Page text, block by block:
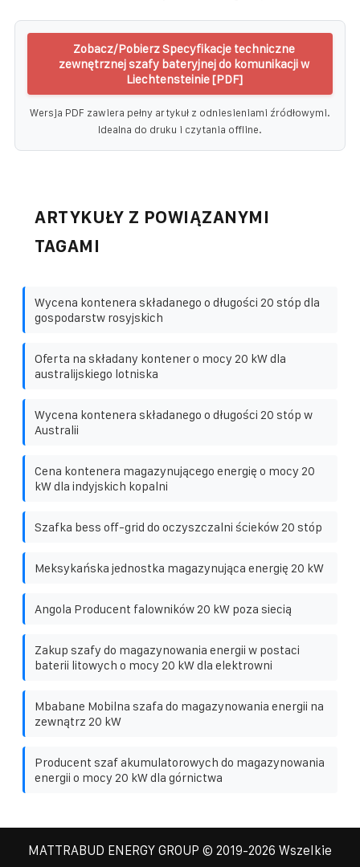
Zobacz/Pobierz Specyfikacje techniczne
zewnętrznej szafy bateryjnej do komunikacji w
Liechtensteinie [PDF]
Wersja PDF zawiera pełny artykuł z odniesieniami źródłowymi.
Idealna do druku i czytania offline.
ARTYKUŁY Z POWIĄZANYMI
TAGAMI
Wycena kontenera składanego o długości 20 stóp dla
gospodarstw rosyjskich
Oferta na składany kontener o mocy 20 kW dla
australijskiego lotniska
Wycena kontenera składanego o długości 20 stóp w
Australii
Cena kontenera magazynującego energię o mocy 20
kW dla indyjskich kopalni
Szafka bess off-grid do oczyszczalni ścieków 20 stóp
Meksykańska jednostka magazynująca energię 20 kW
Angola Producent falowników 20 kW poza siecią
Zakup szafy do magazynowania energii w postaci
baterii litowych o mocy 20 kW dla elektrowni
Mbabane Mobilna szafa do magazynowania energii na
zewnątrz 20 kW
Producent szaf akumulatorowych do magazynowania
energii o mocy 20 kW dla górnictwa
MATTRABUD ENERGY GROUP © 2019-2026 Wszelkie